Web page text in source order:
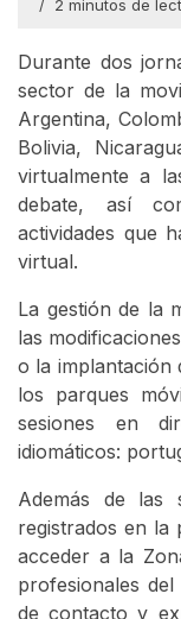
2 minutos de
Durante dos
sector de la
Argentina,
Bolivia,
virtualmente a
debate, así
actividades que
virtual.
La gestión de la
las
o la implantación
los parques
sesiones en
idiomáticos:
Además de las
registrados en la
acceder a la
profesionales
de contacto y